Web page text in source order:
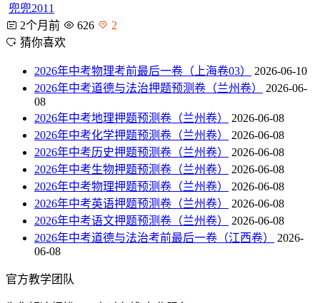
兜兜2011
2个月前
626
2
猜你喜欢
2026年中考物理考前最后一卷（上海卷03）
2026-06-10
2026年中考道德与法治押题预测卷（兰州卷）
2026-06-
08
2026年中考地理押题预测卷（兰州卷）
2026-06-08
2026年中考化学押题预测卷（兰州卷）
2026-06-08
2026年中考历史押题预测卷（兰州卷）
2026-06-08
2026年中考生物押题预测卷（兰州卷）
2026-06-08
2026年中考物理押题预测卷（兰州卷）
2026-06-08
2026年中考英语押题预测卷（兰州卷）
2026-06-08
2026年中考语文押题预测卷（兰州卷）
2026-06-08
2026年中考道德与法治考前最后一卷（江西卷）
2026-
06-08
官方教学团队